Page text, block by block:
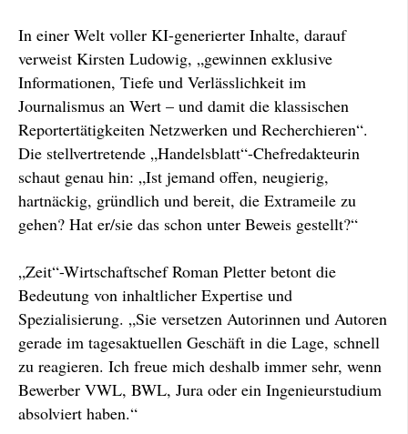
In einer Welt voller KI-generierter Inhalte, darauf
verweist Kirsten Ludowig, „gewinnen exklusive
Informationen, Tiefe und Verlässlichkeit im
Journalismus an Wert – und damit die klassischen
Reportertätigkeiten Netzwerken und Recherchieren“.
Die stellvertretende „Handelsblatt“-Chefredakteurin
schaut genau hin: „Ist jemand offen, neugierig,
hartnäckig, gründlich und bereit, die Extrameile zu
gehen? Hat er/sie das schon unter Beweis gestellt?“
„Zeit“-Wirtschaftschef Roman Pletter betont die
Bedeutung von inhaltlicher Expertise und
Spezialisierung. „Sie versetzen Autorinnen und Autoren
gerade im tagesaktuellen Geschäft in die Lage, schnell
zu reagieren. Ich freue mich deshalb immer sehr, wenn
Bewerber VWL, BWL, Jura oder ein Ingenieurstudium
absolviert haben.“